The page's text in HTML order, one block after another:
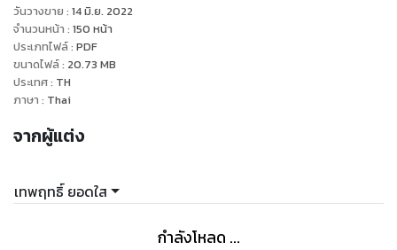
ทบทวนบทเรียนครบทั้งเนื้อหา Grammar / Reading /
Speaking ครอบคลุมตามแบบเรียนของกระทรวงศึกษาธิการ และ
ประเมินผลอย่างมีประสิทธิภาพ กับแบบฝึกหัดท้ายบท และแนว
ข้อสอบปลายภาค เหมาะสำหรับทั้งนักเรียน ครูอาจารย์และผู้สนใจ
แบบเข้าใจง่าย
แบบทดสอบท้ายบท และ แบบฝึกหัด Reading / Speaking
วันวางขาย : 14 มิ.ย. 2022
จำนวนหน้า : 150 หน้า
ประเภทไฟล์: PDF
ขนาดไฟล์: 20.73 MB
ประเทศ: TH
ภาษา : Thai
จากผู้แต่ง
เทพฤทธิ์ ยอดใส
กำลังโหลด ...